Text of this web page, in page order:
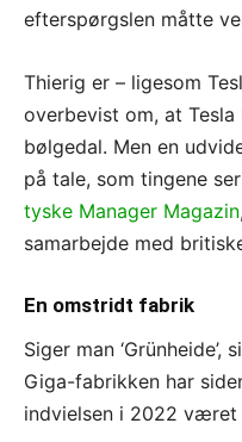
efterspørgslen måtte
Thierig er – ligesom
overbevist om, at
bølgedal. Men en
på tale, som tingene
tyske Manager Magazin
samarbejde med
En omstridt fabrik
Siger man ‘Grünheide’,
Giga-fabrikken har
indvielsen i 2022